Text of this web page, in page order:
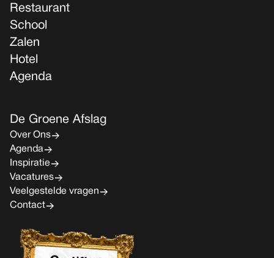
Restaurant
School
Zalen
Hotel
Agenda
De Groene Afslag
Over Ons
Agenda
Inspiratie
Vacatures
Veelgestelde vragen
Contact